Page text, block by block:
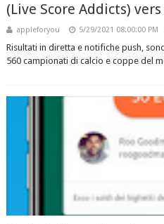
(Live Score Addicts) vers
appleforyou 5/29/2021 08:00:00 PM
Risultati in diretta e notifiche push,
560 campionati di calcio e coppe del